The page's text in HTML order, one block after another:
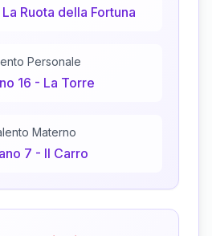
La Ruota della Fortuna
Personale
16 - La Torre
Materno
7 - Il Carro